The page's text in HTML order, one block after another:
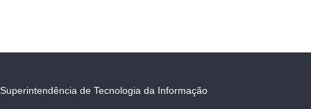
Superintendência de Tecnologia da Informação